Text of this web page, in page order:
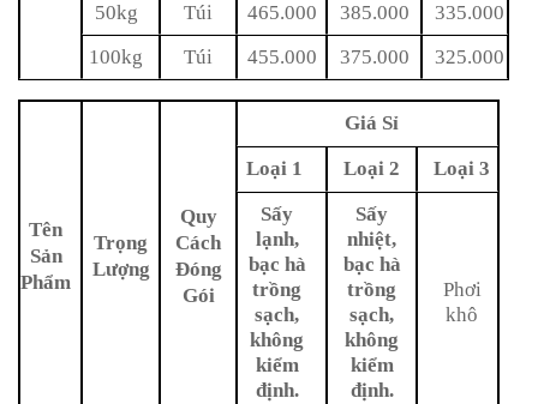
50kg
Túi 465.000 385.000
335.000
100kg
Túi 455.000 375.000 325.000
Tên
Sản
Phẩm
Trọng
Lượng
Quy
Cách
Đóng
Gói
Giá Sỉ
Loại 1
Loại 2
Loại 3
Sấy
lạnh,
bạc hà
trồng
sạch,
không
kiểm
định.
Sấy
nhiệt,
bạc hà
trồng
sạch,
không
kiểm
định.
Phơi
khô